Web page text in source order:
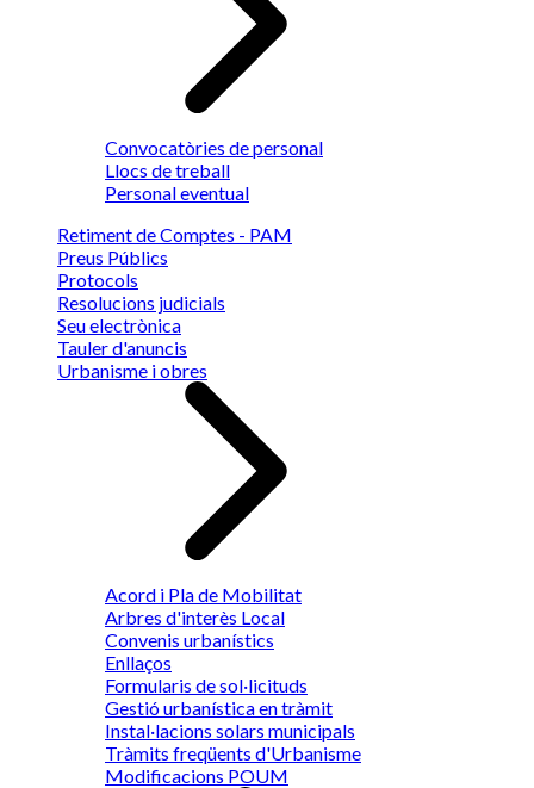
Convocatòries de personal
Llocs de treball
Personal eventual
Retiment de Comptes - PAM
Preus Públics
Protocols
Resolucions judicials
Seu electrònica
Tauler d'anuncis
Urbanisme i obres
Acord i Pla de Mobilitat
Arbres d'interès Local
Convenis urbanístics
Enllaços
Formularis de sol·licituds
Gestió urbanística en tràmit
Instal·lacions solars municipals
Tràmits freqüents d'Urbanisme
Modificacions POUM